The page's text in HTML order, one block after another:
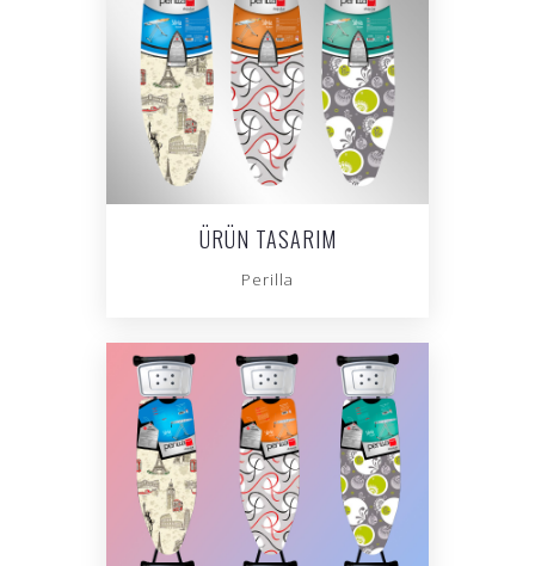
ÜRÜN TASARIM
Perilla